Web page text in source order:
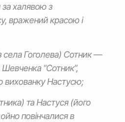
халявою з
вражений красою і
села Гоголева) Сотник —
“Сотник”,
вихованку Настусю;
та Настуся (його
повінчалися в